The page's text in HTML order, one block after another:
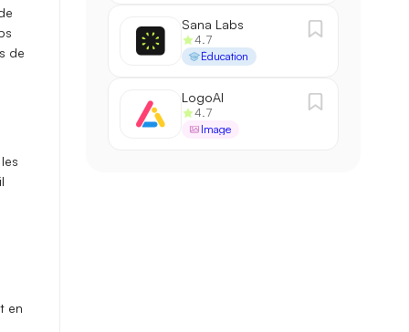
de
en
Sana Labs
4.7
Éducation
LogoAI
4.7
Image